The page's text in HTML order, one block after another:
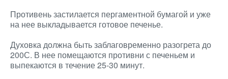
Противень застилается пергаментной бумагой и уже
на нее выкладывается готовое печенье.
Духовка должна быть заблаговременно разогрета до
200С. В нее помещаются противни с печеньем и
выпекаются в течение 25-30 минут.